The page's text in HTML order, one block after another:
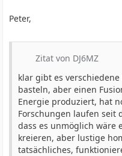
Peter,
Zitat von DJ6MZ
klar gibt es
basteln, aber einen
Energie produziert, hat
Forschungen laufen seit
dass es unmöglich wäre
kreieren, aber lustige
tatsächliches,